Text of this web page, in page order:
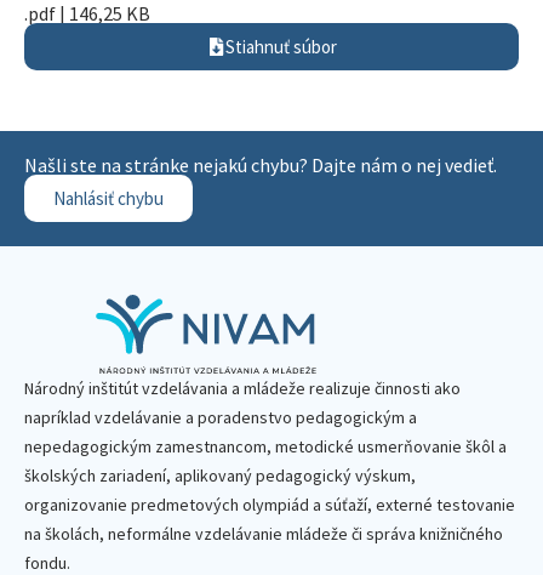
.pdf | 146,25 KB
Stiahnuť súbor
Našli ste na stránke nejakú chybu? Dajte nám o nej vedieť.
Nahlásiť chybu
Národný inštitút vzdelávania a mládeže realizuje činnosti ako
napríklad vzdelávanie a poradenstvo pedagogickým a
nepedagogickým zamestnancom, metodické usmerňovanie škôl a
školských zariadení, aplikovaný pedagogický výskum,
organizovanie predmetových olympiád a súťaží, externé testovanie
na školách, neformálne vzdelávanie mládeže či správa knižničného
fondu.